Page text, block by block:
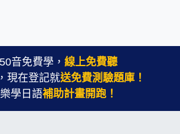
音免費學， 線上免費聽
現在登記就送免費測驗題庫！
學日語補助計畫開跑！